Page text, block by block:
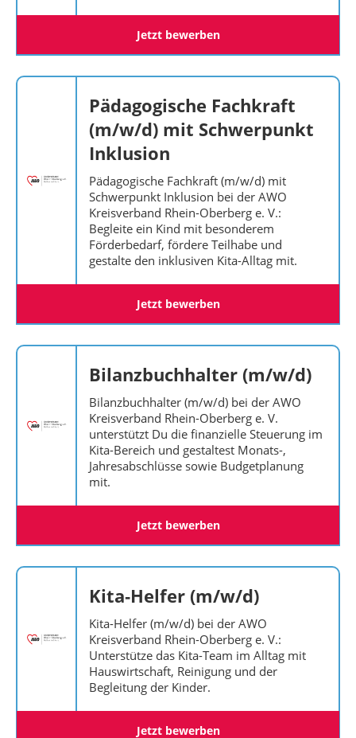
Jetzt bewerben
Pädagogische Fachkraft
(m/w/d) mit Schwerpunkt
Inklusion
Pädagogische Fachkraft (m/w/d) mit
Schwerpunkt Inklusion bei der AWO
Kreisverband Rhein-Oberberg e. V.:
Begleite ein Kind mit besonderem
Förderbedarf, fördere Teilhabe und
gestalte den inklusiven Kita-Alltag mit.
Jetzt bewerben
Bilanzbuchhalter (m/w/d)
Bilanzbuchhalter (m/w/d) bei der AWO
Kreisverband Rhein-Oberberg e. V.
unterstützt Du die finanzielle Steuerung im
Kita-Bereich und gestaltest Monats-,
Jahresabschlüsse sowie Budgetplanung
mit.
Jetzt bewerben
Kita‑Helfer (m/w/d)
Kita-Helfer (m/w/d) bei der AWO
Kreisverband Rhein-Oberberg e. V.:
Unterstütze das Kita-Team im Alltag mit
Hauswirtschaft, Reinigung und der
Begleitung der Kinder.
Jetzt bewerben